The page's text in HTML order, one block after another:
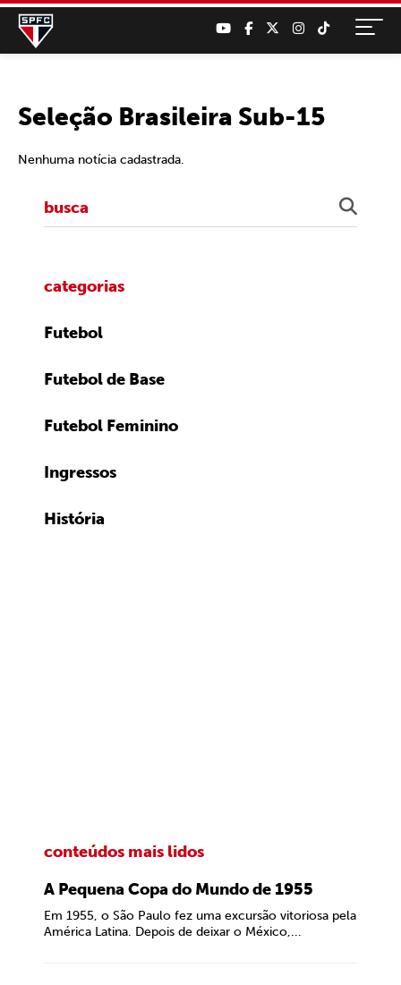
Seleção Brasileira Sub-15
Nenhuma notícia cadastrada.
categorias
Futebol
Futebol de Base
Futebol Feminino
Ingressos
História
conteúdos mais lidos
A Pequena Copa do Mundo de 1955
Em 1955, o São Paulo fez uma excursão vitoriosa pela
América Latina. Depois de deixar o México,...